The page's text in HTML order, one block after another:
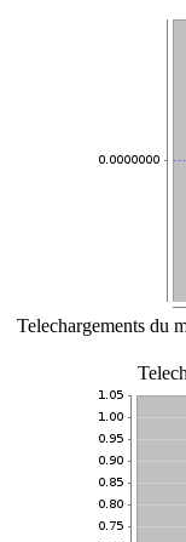
Telechargements du